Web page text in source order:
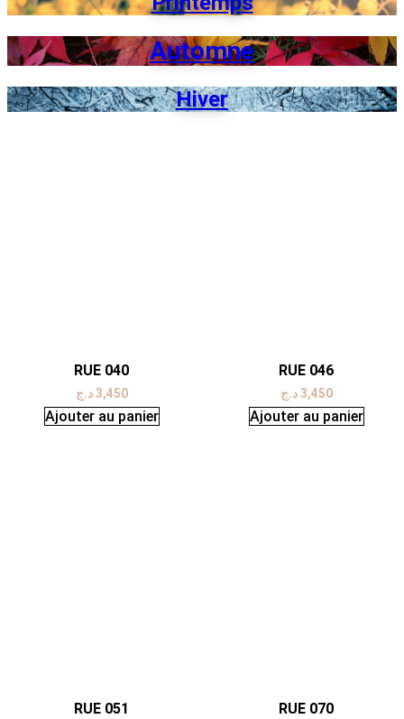
Automne
Hiver
RUE 040
3,450 د.ج
Ajouter au panier
RUE 046
3,450د.ج
Ajouter au panier
RUE 051 RUE 070